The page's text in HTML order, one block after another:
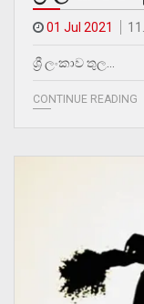
01 Jul 2021
ශ්‍රී ලංකාව තුල…
CONTINUE READING